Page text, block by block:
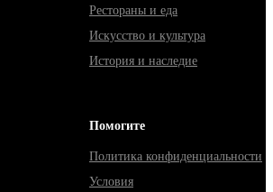
Рестораны и еда
Искусство и культура
История и наследие
Помогите
Политика конфиденциальности
Условия